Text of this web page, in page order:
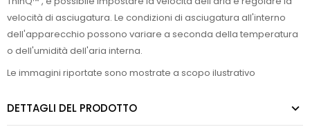
velocità di asciugatura. Le condizioni di asciugatura all'interno
dell'apparecchio possono variare a seconda della temperatura
o dell'umidità dell'aria interna.
Le immagini riportate sono mostrate a scopo ilustrativo
DETTAGLI DEL PRODOTTO